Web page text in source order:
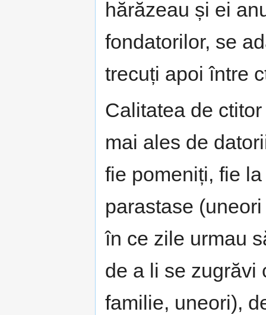
hărăzeau și ei
fondatorilor, se
trecuți apoi între
Calitatea de
mai ales de
fie pomeniți, fie
parastase
în ce zile urmau
de a li se zugrăvi
familie, uneori),